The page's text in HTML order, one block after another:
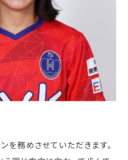
を務めさせていただきます。